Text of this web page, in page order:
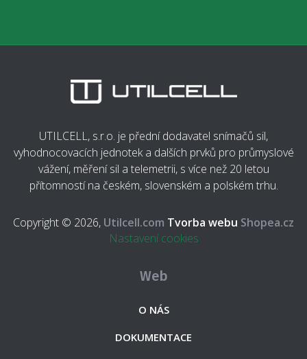
UTILCELL, s.r.o. je přední dodavatel snímačů sil,
vyhodnocovacích jednotek a dalších prvků pro průmyslové
vážení, měření sil a telemetrii, s více než 20 letou
přítomností na českém, slovenském a polském trhu.
Copyright © 2026, Utilcell.com Tvorba webu Shopea.cz
Nastavení cookies
Web
O NÁS
DOKUMENTACE